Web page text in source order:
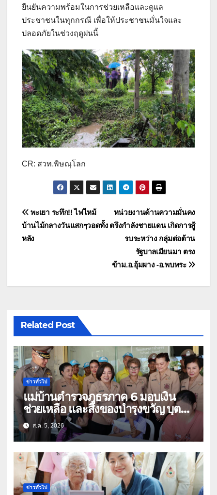
ยืนยันความพร้อมในการช่วยเหลือและดูแล
ประชาชนในทุกกรณี เพื่อให้ประชาชนมั่นใจและ
ปลอดภัยในช่วงฤดูฝนนี้
CR: สวท.พิษณุโลก
แนะแนว
เรื่อง
หน่วยงานด้านความมั่นคง
ตรึงกำลังชายแดน เกิดการสู้
รบระหว่าง กลุ่มต่อต้าน
รัฐบาลเมียนมา ตรง
ข้าม.อ.อุ้มผาง -อ.พบพระ
พะเยา ระทึก!! ไฟไหม้
บ้านไม้กลางวันแสกๆวอดทั้ง
หลัง
Related Post
ข่าวทั่วไป
แม่บ้านตำรวจภูธรภาค 6 มอบเงิน
ช่วยเหลือ และสิ่งของบำรุงขวัญ บุตร-
ธิดา ข้าราชการตำรวจจังหวัด
อุทัยธานี
ส.ค. 5, 2026
ข่าวทั่วไป